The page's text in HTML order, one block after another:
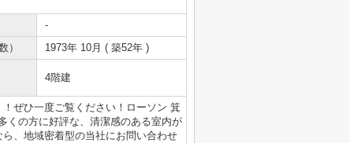
-
） 1973年 10月 ( 築52年 )
4階建
ぜひ一度ご覧ください！ローソン 箕
くの方に好評な、清潔感のある室内が
、地域密着型の当社にお問い合わせ